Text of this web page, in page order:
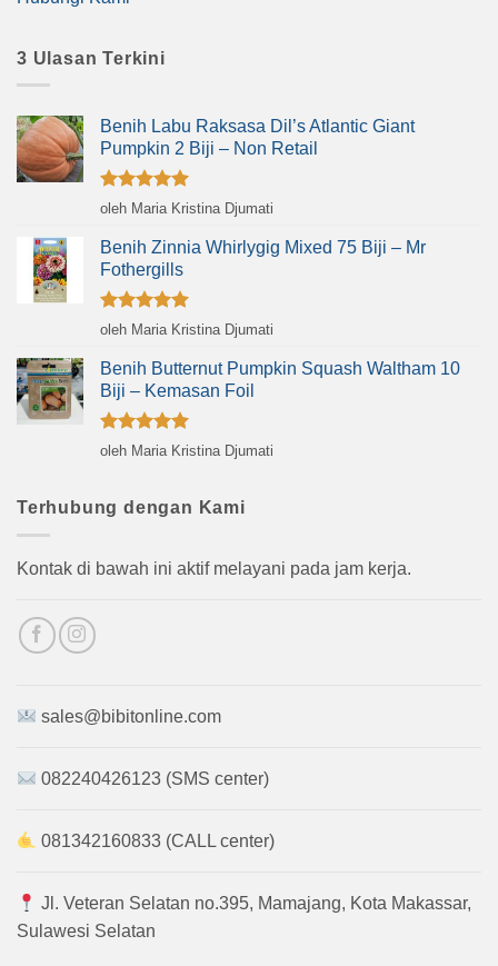
3 Ulasan Terkini
Benih Labu Raksasa Dil’s Atlantic Giant
Pumpkin 2 Biji – Non Retail
Dinilai5
oleh Maria Kristina Djumati
Benih Zinnia Whirlygig Mixed 75 Biji – Mr
Fothergills
Dinilai5
oleh Maria Kristina Djumati
Benih Butternut Pumpkin Squash Waltham 10
Biji – Kemasan Foil
Dinilai5
oleh Maria Kristina Djumati
Terhubung dengan Kami
Kontak di bawah ini aktif melayani pada jam kerja.
sales@bibitonline.com
082240426123 (SMS center)
081342160833 (CALL center)
Jl. Veteran Selatan no.395, Mamajang, Kota Makassar,
Sulawesi Selatan